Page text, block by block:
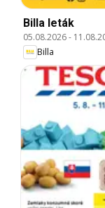
Billa leták
05.08.2026-
Billa